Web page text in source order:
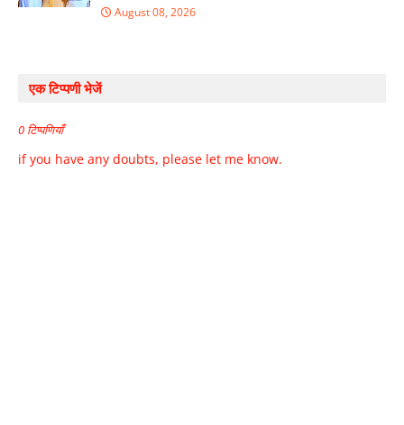
August 08, 2026
एक टिप्पणी भेजें
0 टिप्पणियाँ
if you have any doubts, please let me know.